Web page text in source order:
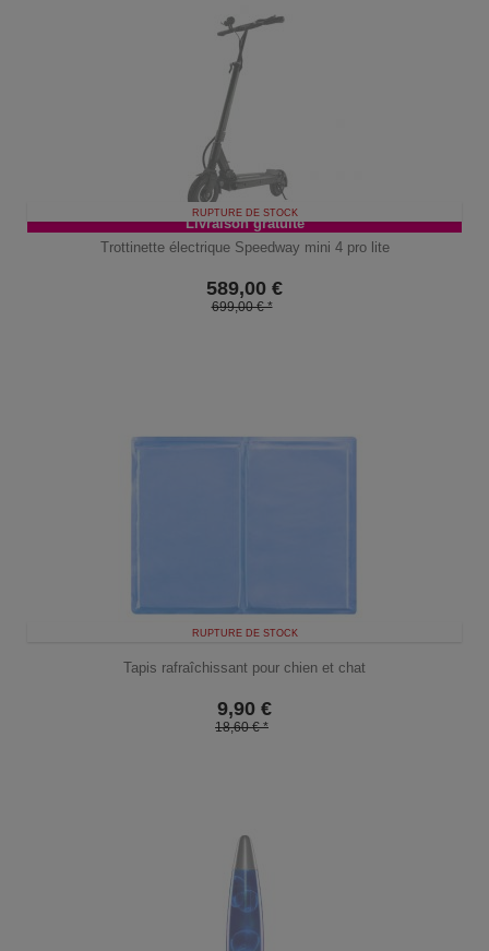
Livraison gratuite
RUPTURE DE STOCK
Trottinette électrique Speedway mini 4 pro lite
589,00 €
699,00 € *
RUPTURE DE STOCK
Tapis rafraîchissant pour chien et chat
9,90 €
18,60 € *